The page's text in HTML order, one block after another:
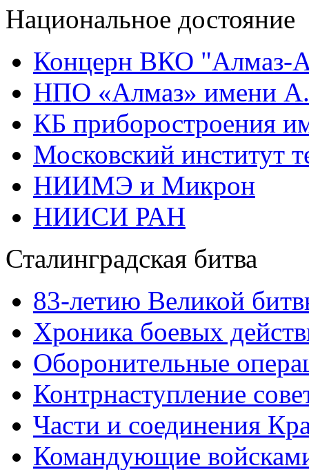
Национальное достояние
Концерн ВКО "Алмаз-
НПО «Алмаз» имени
КБ приборостроения
Московский институт
НИИМЭ и Микрон
НИИСИ РАН
Сталинградская битва
83-летию Великой
Хроника боевых
Оборонительные
Контрнаступление
Части и соединения
Командующие